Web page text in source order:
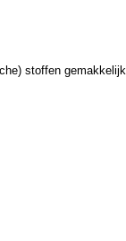
stoffen